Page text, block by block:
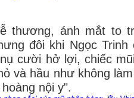
thương, ánh mắt to
đôi khi Ngọc
cười hở lợi, chiếc
và hầu như không
nội y".